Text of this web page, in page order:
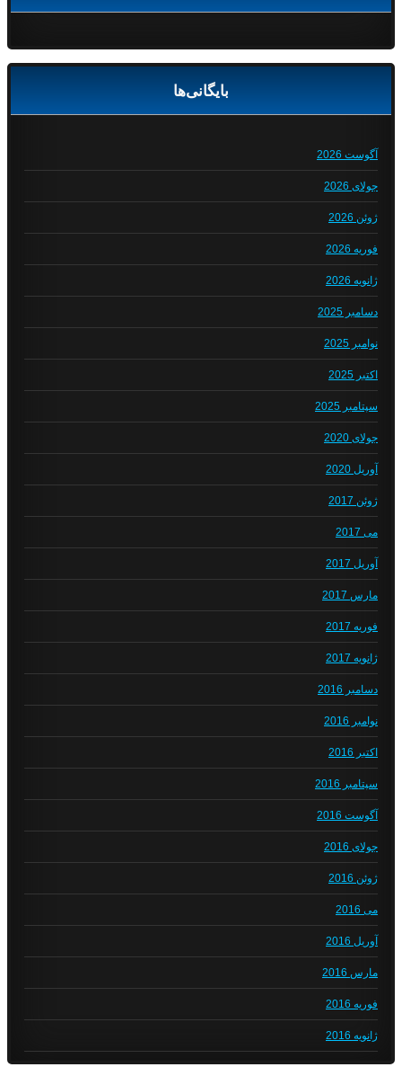
بایگانی‌ها
آگوست 2026
جولای 2026
ژوئن 2026
فوریه 2026
ژانویه 2026
دسامبر 2025
نوامبر 2025
اکتبر 2025
سپتامبر 2025
جولای 2020
آوریل 2020
ژوئن 2017
می 2017
آوریل 2017
مارس 2017
فوریه 2017
ژانویه 2017
دسامبر 2016
نوامبر 2016
اکتبر 2016
سپتامبر 2016
آگوست 2016
جولای 2016
ژوئن 2016
می 2016
آوریل 2016
مارس 2016
فوریه 2016
ژانویه 2016